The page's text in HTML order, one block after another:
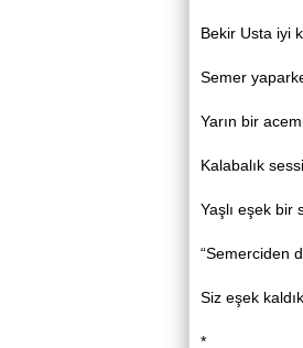
Bekir Usta iyi
Semer
Yarın bir
Kalabalık
Yaşlı eşek bir
“Semerciden
Siz eşek
*